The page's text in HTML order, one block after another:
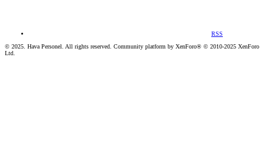
RSS
© 2025. Hava Personel. All rights reserved. Community platform by XenForo® © 2010-2025 XenForo
Ltd.